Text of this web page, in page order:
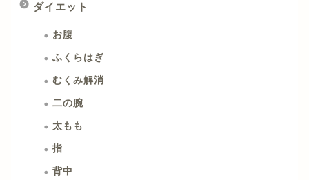
ダイエット
お腹
ふくらはぎ
むくみ解消
二の腕
太もも
指
背中